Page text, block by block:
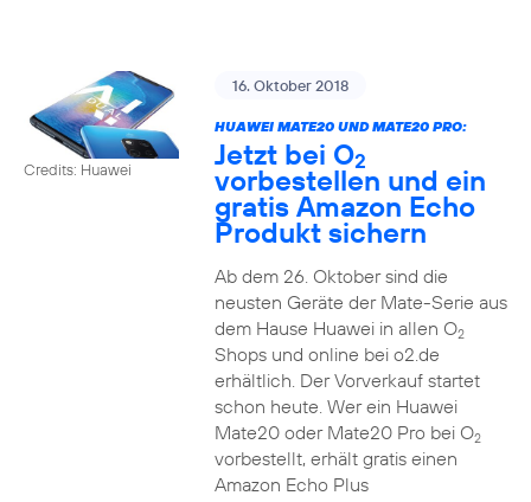
Credits: Huawei
16. Oktober 2018
HUAWEI MATE20 UND MATE20 PRO:
Jetzt bei O2
vorbestellen und ein
gratis Amazon Echo
Produkt sichern
Ab dem 26. Oktober sind die
neusten Geräte der Mate-Serie aus
dem Hause Huawei in allen O2
Shops und online bei o2.de
erhältlich. Der Vorverkauf startet
schon heute. Wer ein Huawei
Mate20 oder Mate20 Pro bei O2
vorbestellt, erhält gratis einen
Amazon Echo Plus